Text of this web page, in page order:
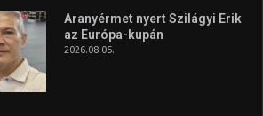
Aranyérmet nyert Szilágyi Erik
az Európa-kupán
2026.08.05.